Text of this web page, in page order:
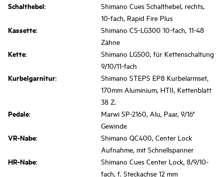
Schalthebel:
Shimano Cues Schalthebel, rechts,
10-fach, Rapid Fire Plus
Kassette:
Shimano CS-LG300 10-fach, 11-48
Zähne
Kette:
Shimano LG500, für Kettenschaltung
9/10/11-fach
Kurbelgarnitur:
Shimano STEPS EP8 Kurbelarmset,
170mm Aluminium, HTII, Kettenblatt
38 Z.
Pedale:
Marwi SP-2160, Alu, Paar, 9/16"
Gewinde
VR-Nabe:
Shimano QC400, Center Lock
Aufnahme, mit Schnellspanner
HR-Nabe:
Shimano Cues Center Lock, 8/9/10-
fach, f. Steckachse 12 mm